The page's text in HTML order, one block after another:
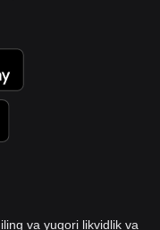
va yuqori likvidlik va